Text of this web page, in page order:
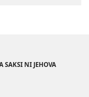
Disyembre 2016
SAKSI NI JEHOVA